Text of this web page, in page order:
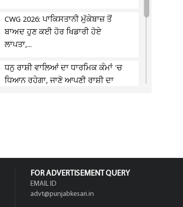
CWG 2026: ਪਾਕਿਸਤਾਨੀ ਮੁੱਕੇਬਾਜ਼ ਤੋਂ
ਬਾਅਦ ਹੁਣ ਕਈ ਹੋਰ ਖਿਡਾਰੀ ਹੋਏ
ਲਾਪਤਾ,...
ਧਨੁ ਰਾਸ਼ੀ ਵਾਲਿਆਂ ਦਾ ਧਾਰਮਿਕ ਕੰਮਾਂ 'ਚ
ਧਿਆਨ ਰਹੇਗਾ, ਜਾਣੋ ਆਪਣੀ ਰਾਸ਼ੀ ਦਾ
FOR ADVERTISEMENT QUERY
EMAIL ID
advt@punjabkesari.in